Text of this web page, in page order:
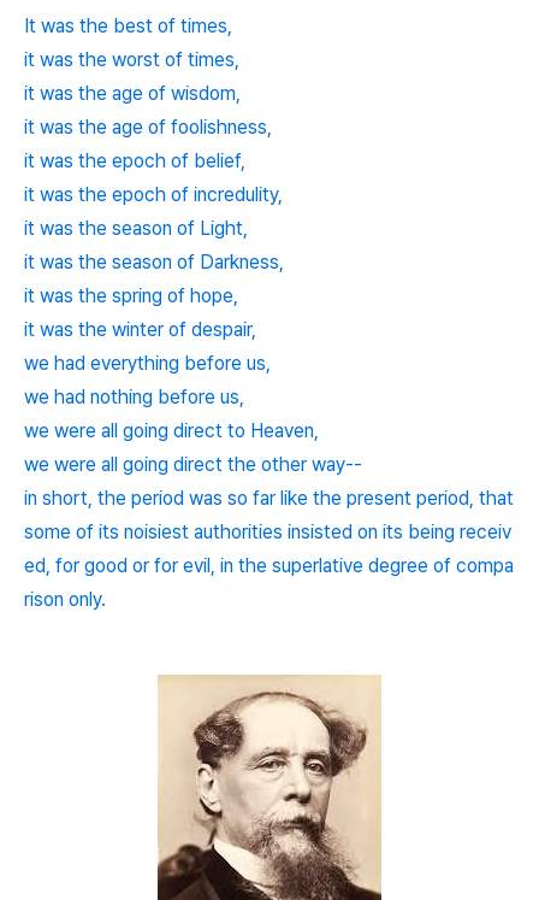
It was the best of times,
it was the worst of times,
it was the age of wisdom,
it was the age of foolishness,
it was the epoch of belief,
it was the epoch of incredulity,
it was the season of Light,
it was the season of Darkness,
it was the spring of hope,
it was the winter of despair,
we had everything before us,
we had nothing before us,
we were all going direct to Heaven,
we were all going direct the other way--
in short, the period was so far like the present period, that
some of its noisiest authorities insisted on its being receiv
ed, for good or for evil, in the superlative degree of compa
rison only.